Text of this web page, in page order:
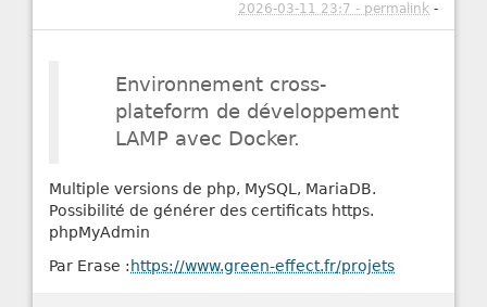
2026-03-11 23:7 - permalink -
Environnement cross-
plateform de développement
LAMP avec Docker.
Multiple versions de php, MySQL, MariaDB.
Possibilité de générer des certificats https.
phpMyAdmin
Par Erase : https://www.green-effect.fr/projets